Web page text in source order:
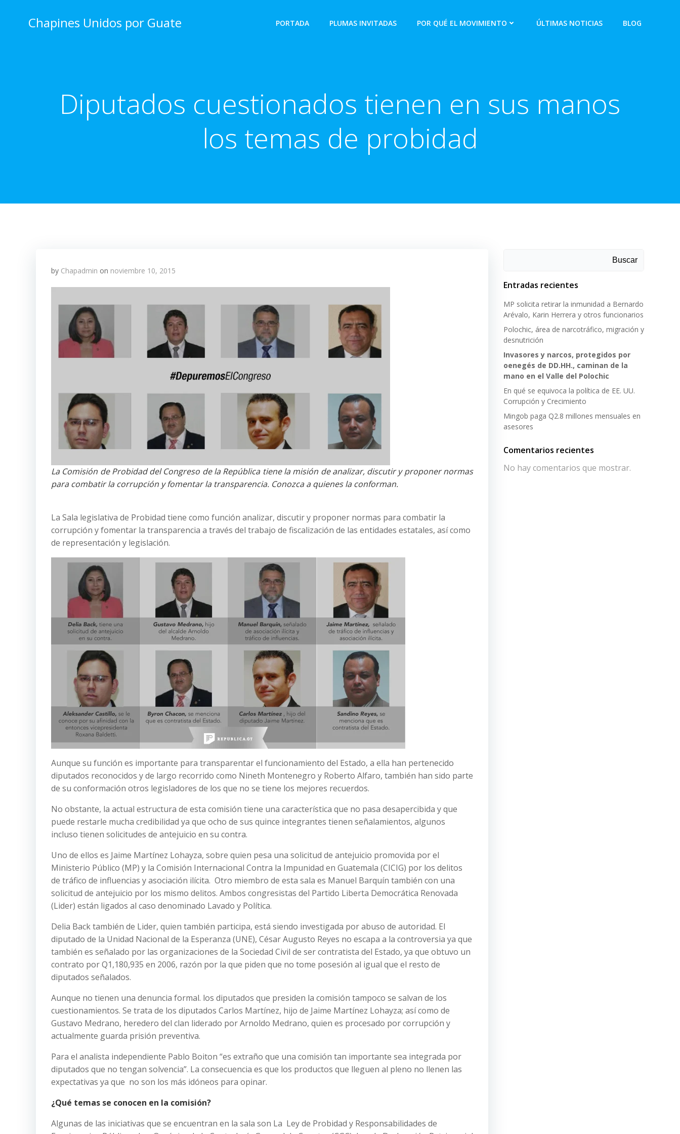
Chapines Unidos por Guate PORTADA PLUMAS INVITADAS POR QUÉ EL MOVIMIENTO ÚLTIMAS NOTICIAS BLOG
Diputados cuestionados tienen en sus manos
los temas de probidad
by Chapadmin on noviembre 10, 2015
La Comisión de Probidad del Congreso de la República tiene la misión de analizar, discutir y proponer normas
para combatir la corrupción y fomentar la transparencia. Conozca a quienes la conforman.
La Sala legislativa de Probidad tiene como función analizar, discutir y proponer normas para combatir la
corrupción y fomentar la transparencia a través del trabajo de fiscalización de las entidades estatales, así como
de representación y legislación.
Aunque su función es importante para transparentar el funcionamiento del Estado, a ella han pertenecido
diputados reconocidos y de largo recorrido como Nineth Montenegro y Roberto Alfaro, también han sido parte
de su conformación otros legisladores de los que no se tiene los mejores recuerdos.
No obstante, la actual estructura de esta comisión tiene una característica que no pasa desapercibida y que
puede restarle mucha credibilidad ya que ocho de sus quince integrantes tienen señalamientos, algunos
incluso tienen solicitudes de antejuicio en su contra.
Uno de ellos es Jaime Martínez Lohayza, sobre quien pesa una solicitud de antejuicio promovida por el
Ministerio Público (MP) y la Comisión Internacional Contra la Impunidad en Guatemala (CICIG) por los delitos
de tráfico de influencias y asociación ilícita. Otro miembro de esta sala es Manuel Barquín también con una
solicitud de antejuicio por los mismo delitos. Ambos congresistas del Partido Liberta Democrática Renovada
(Lider) están ligados al caso denominado Lavado y Política.
Delia Back también de Lider, quien también participa, está siendo investigada por abuso de autoridad. El
diputado de la Unidad Nacional de la Esperanza (UNE), César Augusto Reyes no escapa a la controversia ya que
también es señalado por las organizaciones de la Sociedad Civil de ser contratista del Estado, ya que obtuvo un
contrato por Q1,180,935 en 2006, razón por la que piden que no tome posesión al igual que el resto de
diputados señalados.
Aunque no tienen una denuncia formal. los diputados que presiden la comisión tampoco se salvan de los
cuestionamientos. Se trata de los diputados Carlos Martínez, hijo de Jaime Martínez Lohayza; así como de
Gustavo Medrano, heredero del clan liderado por Arnoldo Medrano, quien es procesado por corrupción y
actualmente guarda prisión preventiva.
Para el analista independiente Pablo Boiton “es extraño que una comisión tan importante sea integrada por
diputados que no tengan solvencia”. La consecuencia es que los productos que lleguen al pleno no llenen las
expectativas ya que no son los más idóneos para opinar.
¿Qué temas se conocen en la comisión?
Algunas de las iniciativas que se encuentran en la sala son La Ley de Probidad y Responsabilidades de
Buscar
Entradas recientes
MP solicita retirar la inmunidad a Bernardo
Arévalo, Karin Herrera y otros funcionarios
Polochic, área de narcotráfico, migración y
desnutrición
Invasores y narcos, protegidos por
oenegés de DD.HH., caminan de la
mano en el Valle del Polochic
En qué se equivoca la política de EE. UU.
Corrupción y Crecimiento
Mingob paga Q2.8 millones mensuales en
asesores
Comentarios recientes
No hay comentarios que mostrar.